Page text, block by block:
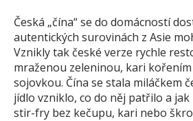
Česká „čína“ se do domácností
autentických surovinách z Asie
Vznikly tak české verze rychle
mraženou zeleninou, kari
sojovkou. Čína se stala miláčkem
jídlo vzniklo, co do něj patřilo a
stir-fry bez kečupu, kari nebo